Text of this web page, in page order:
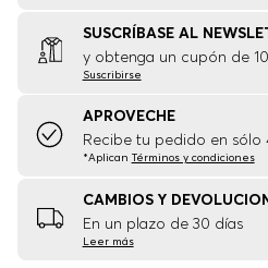
SUSCRÍBASE AL
y obtenga un cupón de
Suscribirse
APROVECHE
Recibe tu pedido en sólo
*Aplican Términos y condiciones
CAMBIOS Y
En un plazo de 30 días
Leer más